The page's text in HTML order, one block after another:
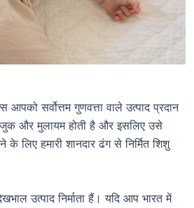
सर्वोत्तम गुणवत्ता वाले उत्पाद प्रदान
और मुलायम होती है और इसलिए उसे
लिए हमारी शानदार ढंग से निर्मित शिशु
उत्पाद निर्माता हैं। यदि आप भारत में